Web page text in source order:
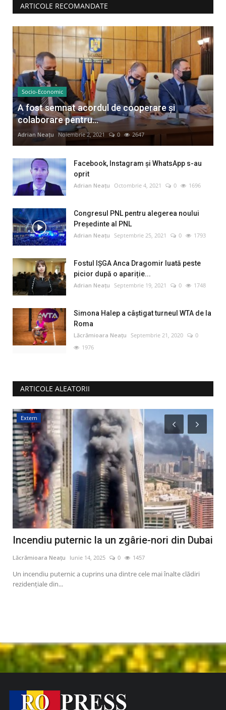
ARTICOLE RECOMANDATE
Socio-Economic
A fost semnat acordul de cooperare și
colaborare pentru...
Adrian Neațu Noiembrie 2, 2021 0 2647
Facebook, Instagram și WhatsApp s-au
oprit
Adrian Neațu Octombrie 4, 2021 0 1696
Congresul PNL pentru alegerea noului
Preşedinte al PNL
Adrian Neațu Septembrie 25, 2021 0 1793
Fostul IȘGA Anca Dragomir luată peste
picior după o apariție...
Adrian Neațu Septembrie 19, 2021 0 1748
Simona Halep a câştigat turneul WTA de la
Roma
Lăcrămioara Neațu Septembrie 21, 2020
0
1976
ARTICOLE ALEATORII
Extern
Incendiu puternic la un zgârie-nori din Dubai
Lăcrămioara Neațu Iunie 14, 2025 0 1457
Un incendiu puternic a cuprins una dintre cele mai înalte clădiri
rezidențiale din...